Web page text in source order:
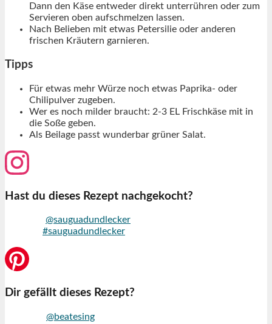
Dann den Käse entweder direkt unterrühren oder zum
Servieren oben aufschmelzen lassen.
Nach Belieben mit etwas Petersilie oder anderen
frischen Kräutern garnieren.
Tipps
Für etwas mehr Würze noch etwas Paprika- oder
Chilipulver zugeben.
Wer es noch milder braucht: 2-3 EL Frischkäse mit in
die Soße geben.
Als Beilage passt wunderbar grüner Salat.
Hast du dieses Rezept nachgekocht?
@sauguadundlecker
#sauguadundlecker
Dir gefällt dieses Rezept?
@beatesing